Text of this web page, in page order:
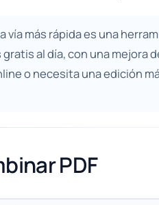
vía más rápida es una
al día, con una mejora
o necesita una edición
PDF